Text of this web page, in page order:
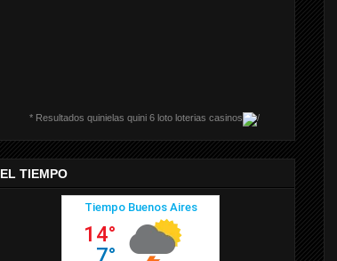
* Resultados quinielas quini 6 loto loterias casinos
EL TIEMPO